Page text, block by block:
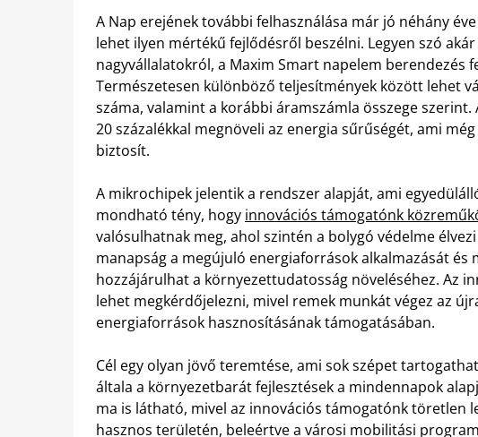
A Nap erejének további felhasználása már jó néhány
lehet ilyen mértékű fejlődésről beszélni. Legyen szó
nagyvállalatokról, a Maxim Smart napelem berendezés
Természetesen különböző teljesítmények között lehet
száma, valamint a korábbi áramszámla összege
20 százalékkal megnöveli az energia sűrűségét, ami
biztosít.
A mikrochipek jelentik a rendszer alapját, ami
mondható tény, hogy innovációs támogatónk
valósulhatnak meg, ahol szintén a bolygó védelme
manapság a megújuló energiaforrások alkalmazását és
hozzájárulhat a környezettudatosság növeléséhez. Az
lehet megkérdőjelezni, mivel remek munkát végez az
energiaforrások hasznosításának támogatásában.
Cél egy olyan jövő teremtése, ami sok szépet
általa a környezetbarát fejlesztések a mindennapok
ma is látható, mivel az innovációs támogatónk töretlen
hasznos területén, beleértve a városi mobilitási